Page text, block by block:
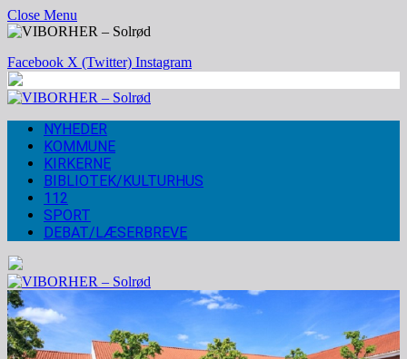
Close Menu
Facebook X (Twitter) Instagram
NYHEDER
KOMMUNE
KIRKERNE
BIBLIOTEK/KULTURHUS
112
SPORT
DEBAT/LÆSERBREVE